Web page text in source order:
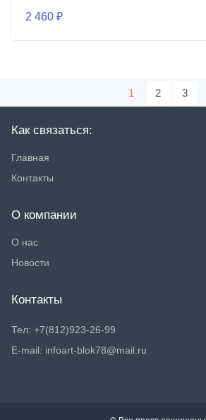
2 460 ₽
1 2 3
Как связаться:
Главная
Контакты
О компании
О нас
Новости
Контакты
Тел: +7(812)923-26-99
E-mail: infoart-blok78@mail.ru